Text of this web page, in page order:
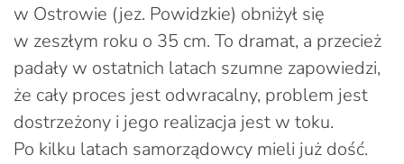
w Ostrowie (jez. Powidzkie) obniżył się
w zeszłym roku o 35 cm. To dramat, a przecież
padały w ostatnich latach szumne zapowiedzi,
że cały proces jest odwracalny, problem jest
dostrzeżony i jego realizacja jest w toku.
Po kilku latach samorządowcy mieli już dość.